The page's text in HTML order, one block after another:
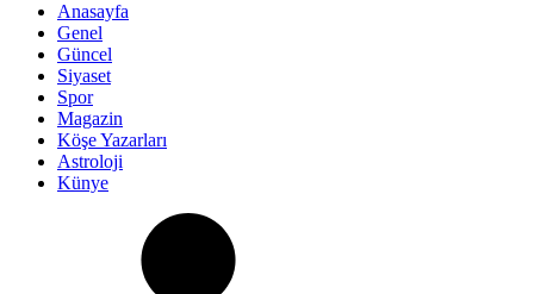
Anasayfa
Genel
Güncel
Siyaset
Spor
Magazin
Köşe Yazarları
Astroloji
Künye